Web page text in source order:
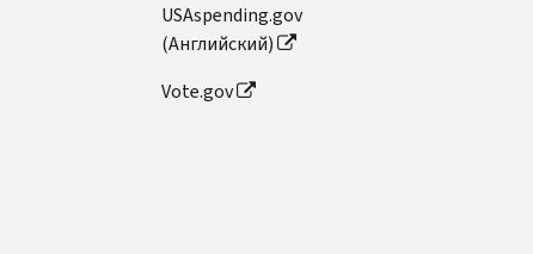
USAspending.gov
(Английский)
Vote.gov